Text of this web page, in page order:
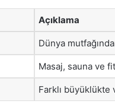
Açıklama
Dünya
Masaj, sauna ve
Farklı büyüklükte